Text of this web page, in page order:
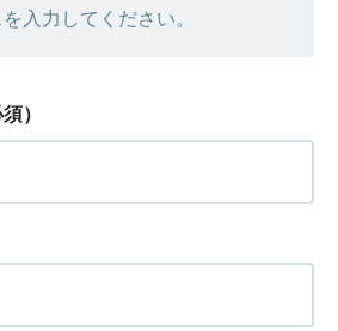
入力してください。
須）